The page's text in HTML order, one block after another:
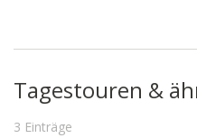
Tagestouren &
3 Einträge